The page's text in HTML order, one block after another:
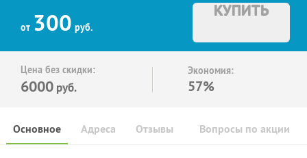
от 300 руб.
КУПИТЬ
Цена без скидки:
6000 руб.
Экономия:
57%
Основное Отзывы Вопросы по акции
Адреса